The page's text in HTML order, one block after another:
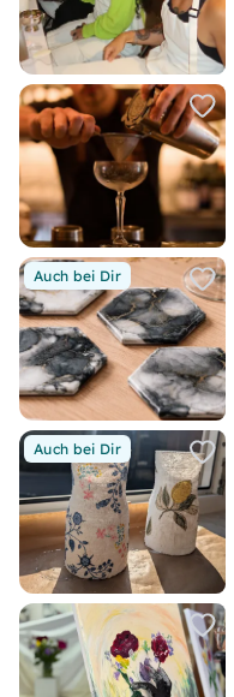
Auch bei Dir
Auch bei Dir